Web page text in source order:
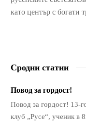
като център с богати
Сродни статии
Повод за гордост!
Повод за гордост! 13-
клуб „Русе“, ученик в